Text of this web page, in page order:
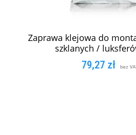
Zaprawa klejowa do
szklanych /
79,27 zł bez